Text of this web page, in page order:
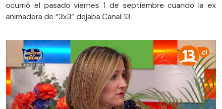
ocurrió el pasado viernes 1 de septiembre cuando la ex
animadora de “3x3” dejaba Canal 13.